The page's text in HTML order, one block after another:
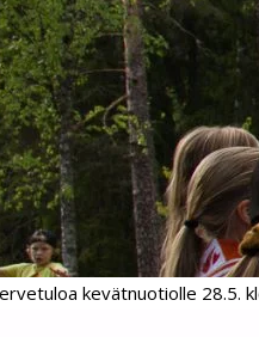
kevätnuotiolle 28.5.